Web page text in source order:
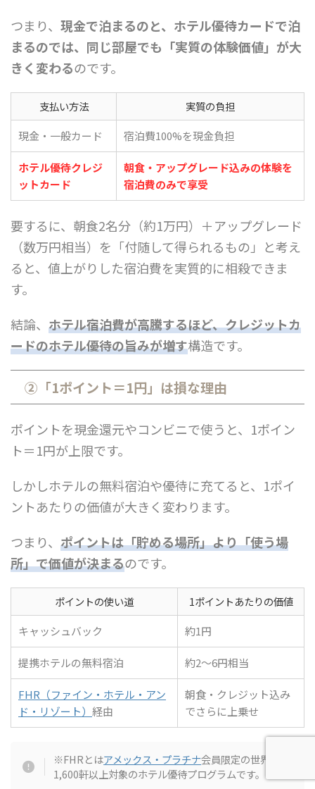
つまり、 現金で泊まるのと、ホテル優待カードで泊
まるのでは、同じ部屋でも「実質の体験価値」が大
きく変わるのです。
支払い方法
実質の負担
現金・一般カード
宿泊費100%を現金負担
ホテル優待クレジ
ットカード
朝食・アップグレード込みの体験を
宿泊費のみで享受
要するに、朝食2名分（約1万円）＋アップグレード
（数万円相当）を「付随して得られるもの」と考え
ると、値上がりした宿泊費を実質的に相殺できま
す。
結論、 ホテル宿泊費が高騰するほど、クレジットカ
ードのホテル優待の旨みが増す構造です。
②「1ポイント＝1円」は損な理由
ポイントを現金還元やコンビニで使うと、1ポイン
ト＝1円が上限です。
しかしホテルの無料宿泊や優待に充てると、1ポイ
ントあたりの価値が大きく変わります。
つまり、 ポイントは「貯める場所」より「使う場
所」で価値が決まるのです。
ポイントの使い道
1ポイントあたりの価値
キャッシュバック
約1円
提携ホテルの無料宿泊 約2〜6円相当
FHR（ファイン・ホテル・アン
ド・リゾート） 経由
朝食・クレジット込み
でさらに上乗せ
※FHRとはアメックス・プラチナ会員限定の世界
1,600軒以上対象のホテル優待プログラムです。